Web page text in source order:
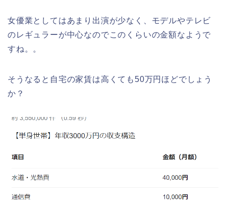
女優業としてはあまり出演が少なく、モデルやテレビ
のレギュラーが中心なのでこのくらいの金額なようで
すね。。
そうなると自宅の家賃は高くても50万円ほどでしょう
か？